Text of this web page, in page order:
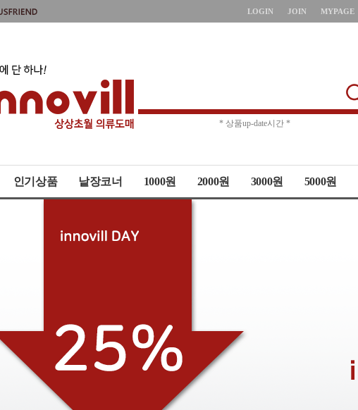
LOGIN JOIN MYPAGE
* 주문취소 제한 *
인기상품 낱장코너 1000원 2000원 3000원 5000원